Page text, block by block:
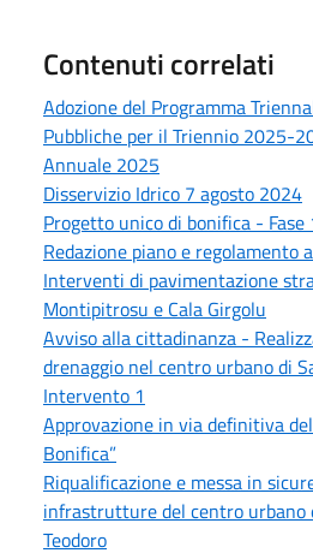
Contenuti correlati
Adozione del Programma
Pubbliche per il Triennio 2025-
Annuale 2025
Disservizio Idrico 7 agosto 2024
Progetto unico di bonifica - Fase
Redazione piano e regolamento
Interventi di pavimentazione
Montipitrosu e Cala Girgolu
Avviso alla cittadinanza -
drenaggio nel centro urbano di
Intervento 1
Approvazione in via definitiva
Bonifica”
Riqualificazione e messa in
infrastrutture del centro urbano
Teodoro